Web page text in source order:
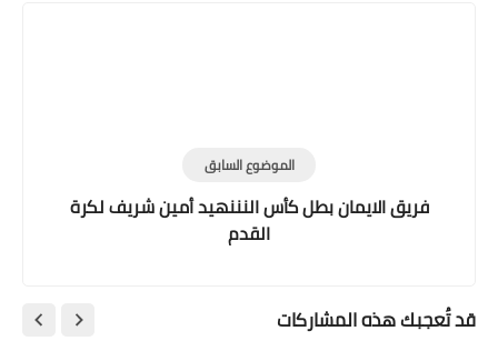
الموضوع السابق
فريق الايمان بطل كأس النننهيد أمين شريف لكرة
القدم
قد تُعجبك هذه المشاركات